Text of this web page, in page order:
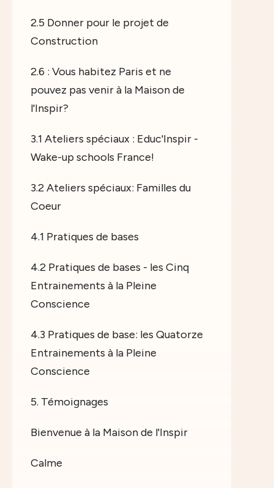
2.5 Donner pour le projet de
Construction
2.6 : Vous habitez Paris et ne
pouvez pas venir à la Maison de
l'Inspir?
3.1 Ateliers spéciaux : Educ'Inspir -
Wake-up schools France!
3.2 Ateliers spéciaux: Familles du
Coeur
4.1 Pratiques de bases
4.2 Pratiques de bases - les Cinq
Entrainements à la Pleine
Conscience
4.3 Pratiques de base: les Quatorze
Entrainements à la Pleine
Conscience
5. Témoignages
Bienvenue à la Maison de l'Inspir
Calme